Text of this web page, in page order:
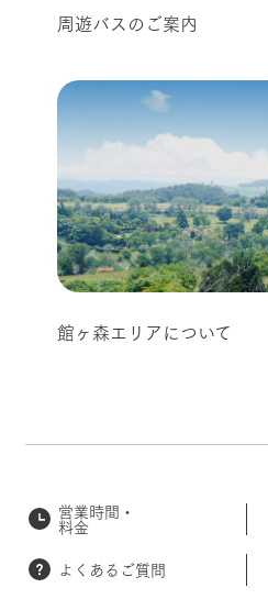
周遊バスのご案内
館ヶ森エリアについて
営業時間・
料金
よくあるご質問